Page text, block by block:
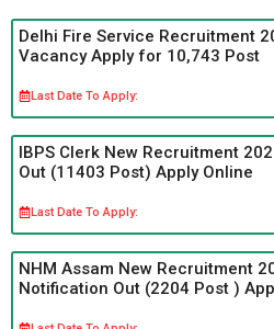
Delhi Fire Service Recruitment
Vacancy Apply for 10,743 Post
Last Date To Apply:
IBPS Clerk New Recruitment
Out (11403 Post) Apply Online
Last Date To Apply:
NHM Assam New Recruitment
Notification Out (2204 Post )